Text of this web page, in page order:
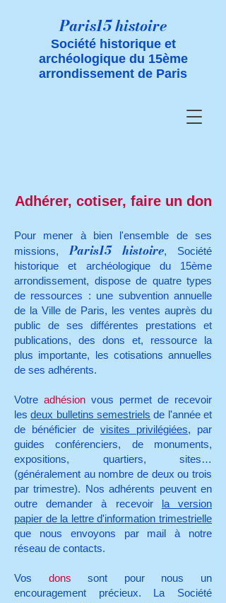
Paris15 histoire
Société historique et
archéologique du 15ème
arrondissement de Paris
Adhérer, cotiser, faire un don
Pour mener à bien l'ensemble de ses
missions, Paris15 histoire, Société
historique et archéologique du 15ème
arrondissement, dispose de quatre types
de ressources : une subvention annuelle
de la Ville de Paris, les ventes auprès du
public de ses différentes prestations et
publications, des dons et, ressource la
plus importante, les cotisations annuelles
de ses adhérents.
Votre adhésion vous permet de recevoir
lesdeux bulletins semestriels de l'année et
de bénéficier de visites privilégiées, par
guides conférenciers, de monuments,
expositions, quartiers, sites…
(généralement au nombre de deux ou trois
par trimestre). Nos adhérents peuvent en
outre demander à recevoir la version
papier de la lettre d'information trimestrielle
que nous envoyons par mail à notre
réseau de contacts.
Vos donssont pour nous un
encouragement précieux. La Société